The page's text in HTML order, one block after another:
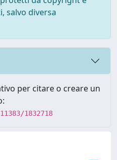
salvo diversa
per citare o creare un
1832718